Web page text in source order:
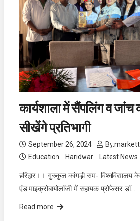
कार्यशाला में सैंपलिंग व जांच
सीखेंगे प्रतिभागी
September 26, 2024 By:
Education
Haridwar Latest News
हरिद्वार।। गुरुकुल कांगड़ी सम- विश्वविद्यालय
एंड माइक्रोबायोलॉजी में सहायक प्रोफेसर डॉ…
Read more